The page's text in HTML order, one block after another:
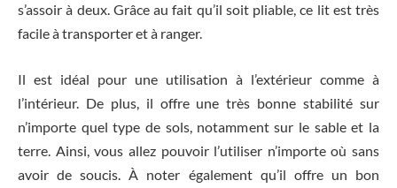
s’assoir à deux. Grâce au fait qu’il soit pliable, ce lit est très
facile à transporter et à ranger.
Il est idéal pour une utilisation à l’extérieur comme à
l’intérieur. De plus, il offre une très bonne stabilité sur
n’importe quel type de sols, notamment sur le sable et la
terre. Ainsi, vous allez pouvoir l’utiliser n’importe où sans
avoir de soucis. À noter également qu’il offre un bon